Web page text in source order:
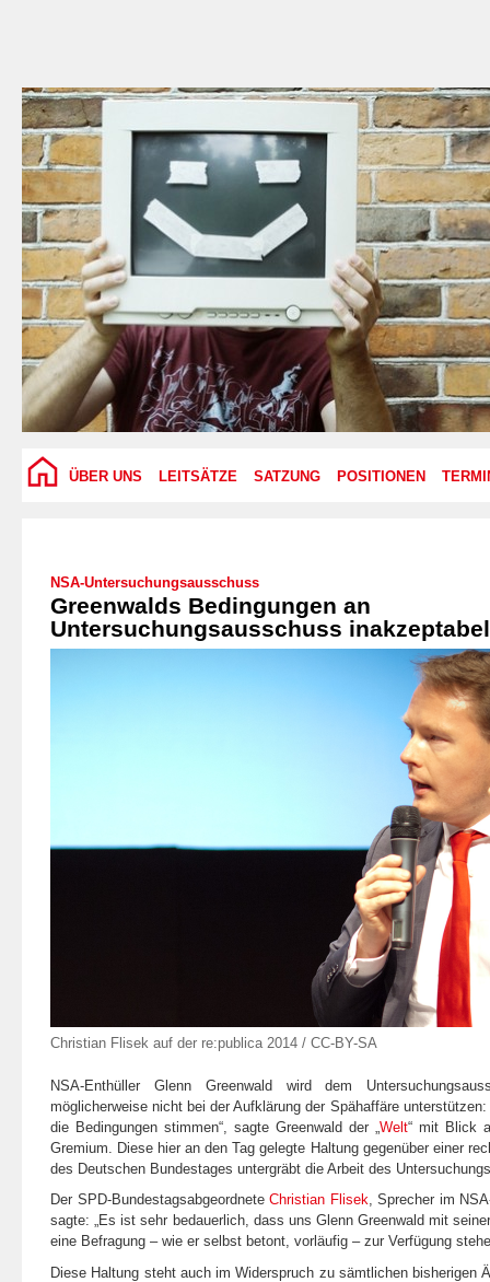
ÜBER UNS LEITSÄTZE SATZUNG POSITIONEN
NSA-Untersuchungsausschuss
Greenwalds Bedingungen an
Untersuchungsausschuss inakzeptabel
Christian Flisek auf der re:publica 2014 / CC-BY-SA
NSA-Enthüller Glenn Greenwald wird dem
möglicherweise nicht bei der Aufklärung der Spähaffäre
die Bedingungen stimmen“, sagte Greenwald der „ Welt“ mit Blick
Gremium. Diese hier an den Tag gelegte Haltung gegenüber einer
des Deutschen Bundestages untergräbt die Arbeit des
Der SPD-Bundestagsabgeordnete Christian Flisek, Sprecher im
sagte: „Es ist sehr bedauerlich, dass uns Glenn Greenwald mit
eine Befragung – wie er selbst betont, vorläufig – zur Verfügung
Diese Haltung steht auch im Widerspruch zu sämtlichen bisherigen